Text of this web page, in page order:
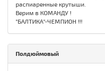
распиаренные крутыши.
Верим в КОМАНДУ !
"БАЛТИКА"-ЧЕМПИОН !!!
Полдюймовый